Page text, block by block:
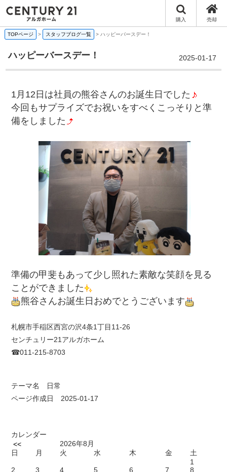
購入 売却
TOPページ > スタッフブログ一覧 > ハッピーバースデー！
ハッピーバースデー！ 2025-01-17
1月12日は社員の熊谷さんのお誕生日でした
今回もサプライズでお祝いをすべくこっそりと準
備をしました
準備の甲斐もあって少し照れた素敵な笑顔を見る
ことができました
熊谷さんお誕生日おめでとうございます
札幌市手稲区西宮の沢4条1丁目11-26
センチュリー21アルガホーム
☎011-215-8703
テーマ名
日常
ページ作成日 2025-01-17
カレンダー
<<
2026年8月
日
月 火 水 木 金
土
1
2
3 4 5 6 7
8